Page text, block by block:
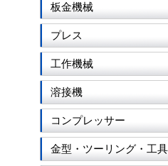
板金機械
プレス
工作機械
溶接機
コンプレッサー
金型・ツーリング・工具